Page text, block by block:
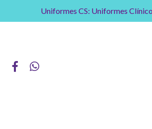
Uniformes CS: Uniformes